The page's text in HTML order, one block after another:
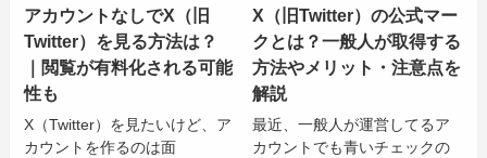
アカウントなしでX（旧
Twitter）を見る方法は？
｜閲覧が有料化される可能
性も
X（Twitter）を見たいけど、ア
カウントを作るのは面
X（旧Twitter）の公式マー
クとは？一般人が取得する
方法やメリット・注意点を
解説
最近、一般人が運営してるア
カウントでも青いチェックの